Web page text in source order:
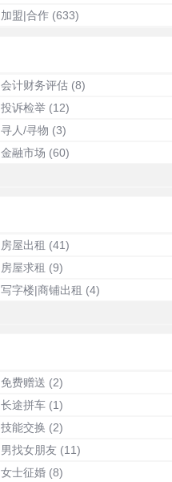
加盟|合作 (633)
会计财务评估 (8)
投诉检举 (12)
寻人/寻物 (3)
金融市场 (60)
房屋出租 (41)
房屋求租 (9)
写字楼|商铺出租 (4)
免费赠送 (2)
长途拼车 (1)
技能交换 (2)
男找女朋友 (11)
女士征婚 (8)